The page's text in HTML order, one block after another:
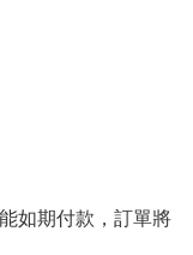
如期付款，訂單將